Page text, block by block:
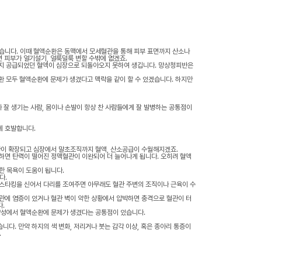
다. 이때 혈액순환은 동맥에서 모세혈관을 통해 피부 표면까지 산소나
부가 얼기설기, 얼룩덜룩 변할 수밖에 없겠죠.
공급되었던 혈액이 심장으로 되돌아오지 못하여 생깁니다. 망상청피반은
두 혈액순환에 문제가 생겼다고 맥락을 같이 할 수 있겠습니다. 하지만
생기는 사람, 몸이나 손발이 항상 찬 사람들에게 잘 발병하는 공통점이
호발합니다.
확장되고 심장에서 말초조직까지 혈액, 산소공급이 수월해지겠죠.
탄력이 떨어진 정맥혈관이 이완되어 더 늘어나게 됩니다. 오히려 혈액
목욕이 도움이 됩니다.
.
킹을 신어서 다리를 조여주면 아무래도 혈관 주변의 조직이나 근육이 수
염증이 있거나 혈관 벽이 약한 상황에서 압박하면 충격으로 혈관이 터
.
에서 혈액순환에 문제가 생겼다는 공통점이 있습니다.
다. 만약 하지의 색 변화, 저리거나 붓는 감각 이상, 혹은 종아리 통증이